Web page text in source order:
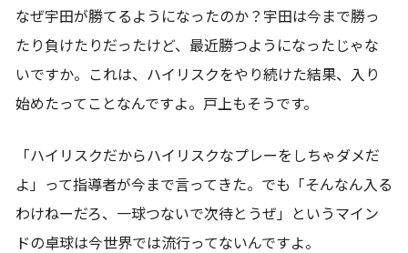
なぜ宇田が勝てるようになったのか？宇田は今まで勝っ
たり負けたりだったけど、最近勝つようになったじゃな
いですか。これは、ハイリスクをやり続けた結果、入り
始めたってことなんですよ。戸上もそうです。
「ハイリスクだからハイリスクなプレーをしちゃダメだ
よ」って指導者が今まで言ってきた。でも「そんなん入る
わけねーだろ、一球つないで次待とうぜ」というマイン
ドの卓球は今世界では流行ってないんですよ。